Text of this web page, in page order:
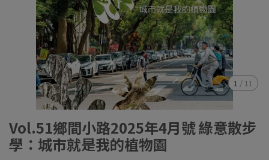
1 / 11
Vol.51鄉間小路2025年4月號 綠意散步
學：城市就是我的植物園